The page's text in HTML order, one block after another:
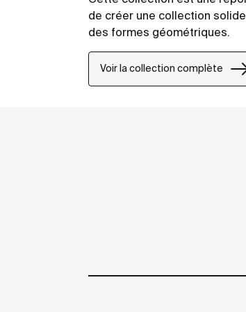
de créer une collection
des formes géométriques.
Voir la collection complète